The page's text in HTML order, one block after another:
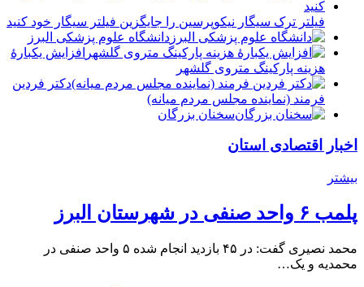
فیلتر ترک سیگار نیکوپرسین را جایگزین فیلتر سیگار خود کنید
دانشگاه علوم پزشکی البرز
افزایش یکبارۀ
هزینه پارکینگ متروی گلشهر
دكتر فردين
فرمند (نماينده مجلس مردم میانه)
سخنان بزرگان
اخبار اقتصادی استان
بیشتر
پلمب ۶ واحد صنفی در شهرستان البرز
محمد نصیری گفت: در ۴۵ بازدید انجام شده ۵ واحد صنفی در
محمدیه و یک…